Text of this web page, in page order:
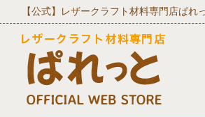
【公式】レザークラフト材料専門店ぱれ